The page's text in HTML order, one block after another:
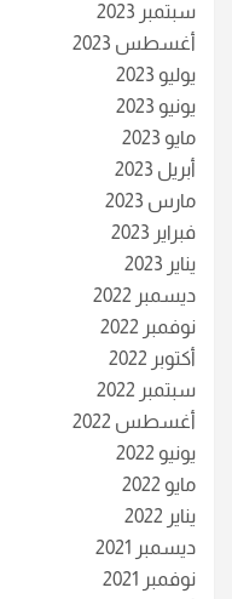
سبتمبر 2023
أغسطس 2023
يوليو 2023
يونيو 2023
مايو 2023
أبريل 2023
مارس 2023
فبراير 2023
يناير 2023
ديسمبر 2022
نوفمبر 2022
أكتوبر 2022
سبتمبر 2022
أغسطس 2022
يونيو 2022
مايو 2022
يناير 2022
ديسمبر 2021
نوفمبر 2021